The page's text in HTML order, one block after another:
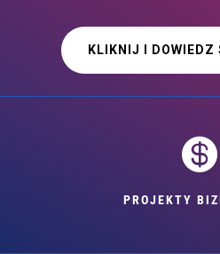
KLIKNIJ I DOWIEDZ

PROJEKTY